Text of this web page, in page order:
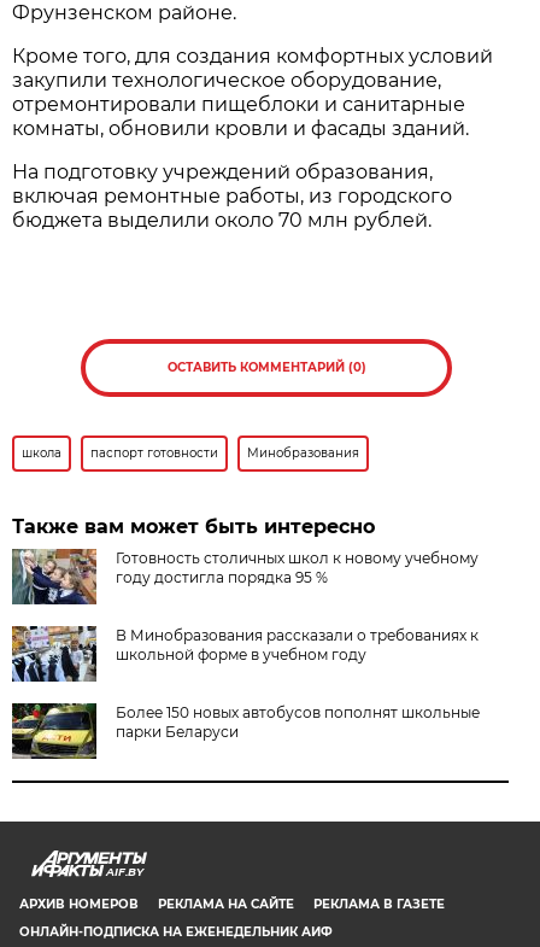
Фрунзенском районе.
Кроме того, для создания комфортных условий
закупили технологическое оборудование,
отремонтировали пищеблоки и санитарные
комнаты, обновили кровли и фасады зданий.
На подготовку учреждений образования,
включая ремонтные работы, из городского
бюджета выделили около 70 млн рублей.
ОСТАВИТЬ КОММЕНТАРИЙ (0)
школа паспорт готовности Минобразования
Также вам может быть интересно
Готовность столичных школ к новому учебному
году достигла порядка 95 %
В Минобразования рассказали о требованиях к
школьной форме в учебном году
Более 150 новых автобусов пополнят школьные
парки Беларуси
AIF.BY
АРХИВ НОМЕРОВ РЕКЛАМА НА САЙТЕ
РЕКЛАМА В ГАЗЕТЕ
ОНЛАЙН-ПОДПИСКА НА ЕЖЕНЕДЕЛЬНИК АИФ